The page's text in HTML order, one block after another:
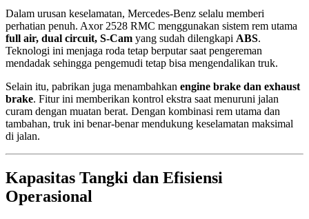
Dalam urusan keselamatan, Mercedes-Benz selalu memberi
perhatian penuh. Axor 2528 RMC menggunakan sistem rem utama
full air, dual circuit, S-Cam yang sudah dilengkapi ABS.
Teknologi ini menjaga roda tetap berputar saat pengereman
mendadak sehingga pengemudi tetap bisa mengendalikan truk.
Selain itu, pabrikan juga menambahkan engine brake dan exhaust
brake. Fitur ini memberikan kontrol ekstra saat menuruni jalan
curam dengan muatan berat. Dengan kombinasi rem utama dan
tambahan, truk ini benar-benar mendukung keselamatan maksimal
di jalan.
Kapasitas Tangki dan Efisiensi
Operasional